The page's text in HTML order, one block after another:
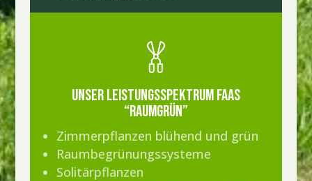
UNSER LEISTUNGSSPEKTRUM FAAS
“RAUMGRÜN”
Zimmerpflanzen blühend und grün
Raumbegrünungssysteme
Solitärpflanzen